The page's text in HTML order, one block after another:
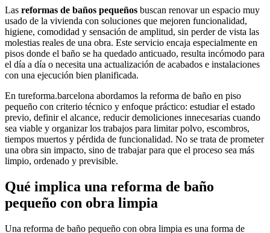
Las reformas de baños pequeños buscan renovar un espacio muy
usado de la vivienda con soluciones que mejoren funcionalidad,
higiene, comodidad y sensación de amplitud, sin perder de vista las
molestias reales de una obra. Este servicio encaja especialmente en
pisos donde el baño se ha quedado anticuado, resulta incómodo para
el día a día o necesita una actualización de acabados e instalaciones
con una ejecución bien planificada.
En tureforma.barcelona abordamos la reforma de baño en piso
pequeño con criterio técnico y enfoque práctico: estudiar el estado
previo, definir el alcance, reducir demoliciones innecesarias cuando
sea viable y organizar los trabajos para limitar polvo, escombros,
tiempos muertos y pérdida de funcionalidad. No se trata de prometer
una obra sin impacto, sino de trabajar para que el proceso sea más
limpio, ordenado y previsible.
Qué implica una reforma de baño
pequeño con obra limpia
Una reforma de baño pequeño con obra limpia es una forma de